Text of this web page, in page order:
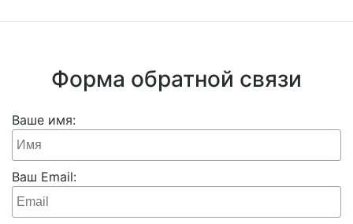
Форма обратной связи
Ваше имя:
Ваш Email: